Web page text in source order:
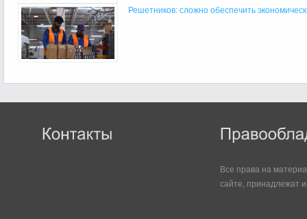
Решетников: сложно обеспечить
Все права на
сайте, принадлежат